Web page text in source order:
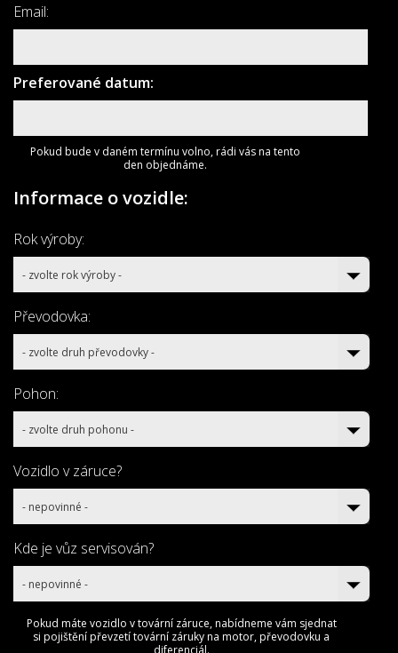
Email:
Preferované datum:
Pokud bude v daném termínu volno, rádi vás na tento
den objednáme.
Informace o vozidle:
Rok výroby:
- zvolte rok výroby -
Převodovka:
- zvolte druh převodovky -
Pohon:
- zvolte druh pohonu -
Vozidlo v záruce?
- nepovinné -
Kde je vůz servisován?
- nepovinné -
Pokud máte vozidlo v tovární záruce, nabídneme vám sjednat
si pojištění převzetí tovární záruky na motor, převodovku a